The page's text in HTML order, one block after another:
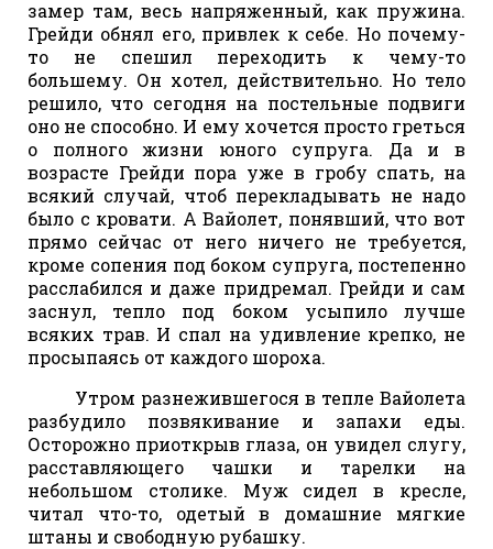
замер там, весь напряженный, как пружина.
Грейди обнял его, привлек к себе. Но почему-
то не спешил переходить к чему-то
большему. Он хотел, действительно. Но тело
решило, что сегодня на постельные подвиги
оно не способно. И ему хочется просто греться
о полного жизни юного супруга. Да и в
возрасте Грейди пора уже в гробу спать, на
всякий случай, чтоб перекладывать не надо
было с кровати. А Вайолет, понявший, что вот
прямо сейчас от него ничего не требуется,
кроме сопения под боком супруга, постепенно
расслабился и даже придремал. Грейди и сам
заснул, тепло под боком усыпило лучше
всяких трав. И спал на удивление крепко, не
просыпаясь от каждого шороха.
Утром разнежившегося в тепле Вайолета
разбудило позвякивание и запахи еды.
Осторожно приоткрыв глаза, он увидел слугу,
расставляющего чашки и тарелки на
небольшом столике. Муж сидел в кресле,
читал что-то, одетый в домашние мягкие
штаны и свободную рубашку.